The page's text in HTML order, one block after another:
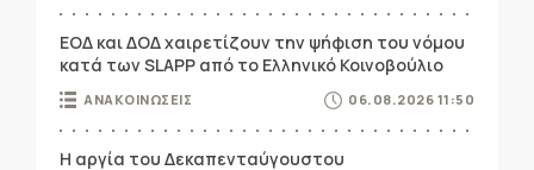
ΕΟΔ και ΔΟΔ χαιρετίζουν την ψήφιση του νόμου
κατά των SLAPP από το Ελληνικό Κοινοβούλιο
ΑΝΑΚΟΙΝΩΣΕΙΣ 06.08.2026 11:50
Η αργία του Δεκαπενταύγουστου